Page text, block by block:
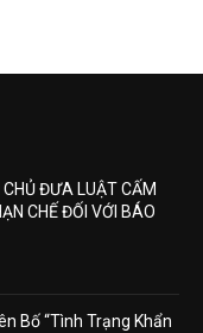
ĐƯA LUẬT CẤM
CHẾ ĐỐI VỚI BÁO
Bố “Tình Trạng Khẩn